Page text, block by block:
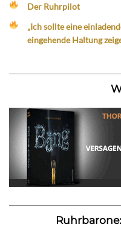
Der Ruhrpilot
„Ich sollte eine
eingehende Haltung